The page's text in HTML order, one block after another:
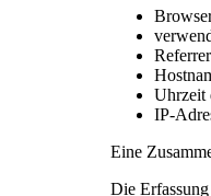
Uhrzeit
IP-
Eine
Die